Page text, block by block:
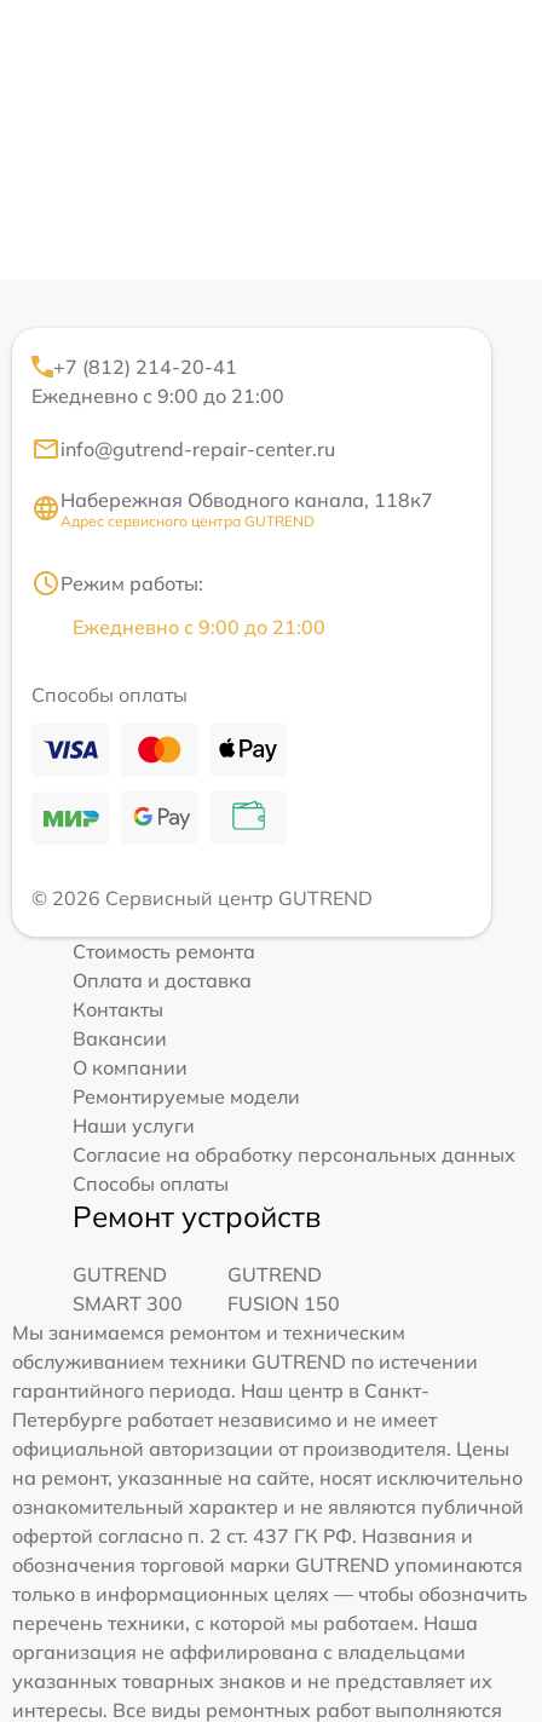
+7 (812) 214-20-41
Ежедневно с 9:00 до 21:00
info@gutrend-repair-center.ru
Набережная Обводного канала, 118к7
Адрес сервисного центра GUTREND
Режим работы:
Ежедневно с 9:00 до 21:00
Способы оплаты
© 2026 Сервисный центр GUTREND
Стоимость ремонта
Оплата и доставка
Контакты
Вакансии
О компании
Ремонтируемые модели
Наши услуги
Согласие на обработку персональных данных
Способы оплаты
Ремонт устройств
GUTREND
SMART 300
GUTREND
FUSION 150
Мы занимаемся ремонтом и техническим
обслуживанием техники GUTREND по истечении
гарантийного периода. Наш центр в Санкт-
Петербурге работает независимо и не имеет
официальной авторизации от производителя. Цены
на ремонт, указанные на сайте, носят исключительно
ознакомительный характер и не являются публичной
офертой согласно п. 2 ст. 437 ГК РФ. Названия и
обозначения торговой марки GUTREND упоминаются
только в информационных целях — чтобы обозначить
перечень техники, с которой мы работаем. Наша
организация не аффилирована с владельцами
указанных товарных знаков и не представляет их
интересы. Все виды ремонтных работ выполняются